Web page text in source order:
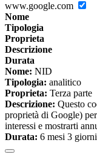
www.google.com
Nome
Tipologia
Proprieta
Descrizione
Durata
Nome: NID
Tipologia: analitico
Proprieta: Terza parte
Descrizione: Questo
proprietà di Google)
interessi e mostrarti
Durata: 6 mesi 3 giorni